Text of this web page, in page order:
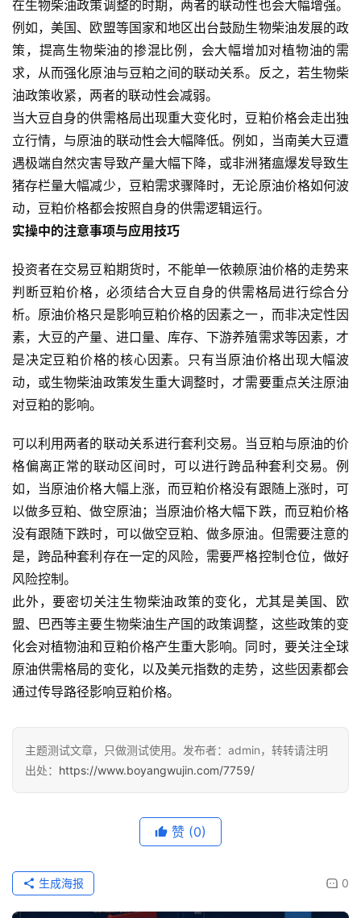
恒
指
期
货
期
货
入
门
期
行
情
黄
金
期
货
在生物柴油政策调整的时期，两者的联动性也会大幅增强。
例如，美国、欧盟等国家和地区出台鼓励生物柴油发展的政
策，提高生物柴油的掺混比例，会大幅增加对植物油的需
求，从而强化原油与豆粕之间的联动关系。反之，若生物柴
油政策收紧，两者的联动性会减弱。
当大豆自身的供需格局出现重大变化时，豆粕价格会走出独
立行情，与原油的联动性会大幅降低。例如，当南美大豆遭
遇极端自然灾害导致产量大幅下降，或非洲猪瘟爆发导致生
猪存栏量大幅减少，豆粕需求骤降时，无论原油价格如何波
动，豆粕价格都会按照自身的供需逻辑运行。
实操中的注意事项与应用技巧
投资者在交易豆粕期货时，不能单一依赖原油价格的走势来
判断豆粕价格，必须结合大豆自身的供需格局进行综合分
析。原油价格只是影响豆粕价格的因素之一，而非决定性因
素，大豆的产量、进口量、库存、下游养殖需求等因素，才
是决定豆粕价格的核心因素。只有当原油价格出现大幅波
动，或生物柴油政策发生重大调整时，才需要重点关注原油
对豆粕的影响。
可以利用两者的联动关系进行套利交易。当豆粕与原油的价
格偏离正常的联动区间时，可以进行跨品种套利交易。例
如，当原油价格大幅上涨，而豆粕价格没有跟随上涨时，可
以做多豆粕、做空原油；当原油价格大幅下跌，而豆粕价格
没有跟随下跌时，可以做空豆粕、做多原油。但需要注意的
是，跨品种套利存在一定的风险，需要严格控制仓位，做好
风险控制。
此外，要密切关注生物柴油政策的变化，尤其是美国、欧
盟、巴西等主要生物柴油生产国的政策调整，这些政策的变
化会对植物油和豆粕价格产生重大影响。同时，要关注全球
原油供需格局的变化，以及美元指数的走势，这些因素都会
通过传导路径影响豆粕价格。
主题测试文章，只做测试使用。发布者：admin，转转请注明
出处： https://www.boyangwujin.com/7759/
赞 (0)
0
生成海报